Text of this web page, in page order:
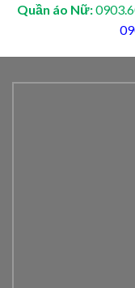
Quần áo Nữ: